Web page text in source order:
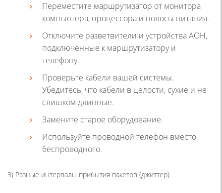
Переместите маршрутизатор от монитора
компьютера, процессора и полосы питания.
Отключите разветвители и устройства АОН,
подключенные к маршрутизатору и
телефону.
Проверьте кабели вашей системы.
Убедитесь, что кабели в целости, сухие и не
слишком длинные.
Замените старое оборудование.
Используйте проводной телефон вместо
беспроводного.
3) Разные интервалы прибытия пакетов (джиттер)